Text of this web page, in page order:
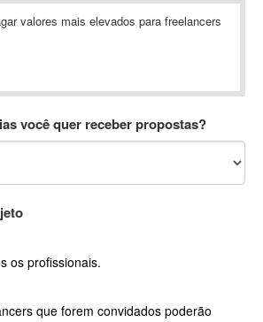
(AWT)
valores mais elevados para freelancers
você quer receber propostas?
os profissionais.
que forem convidados poderão